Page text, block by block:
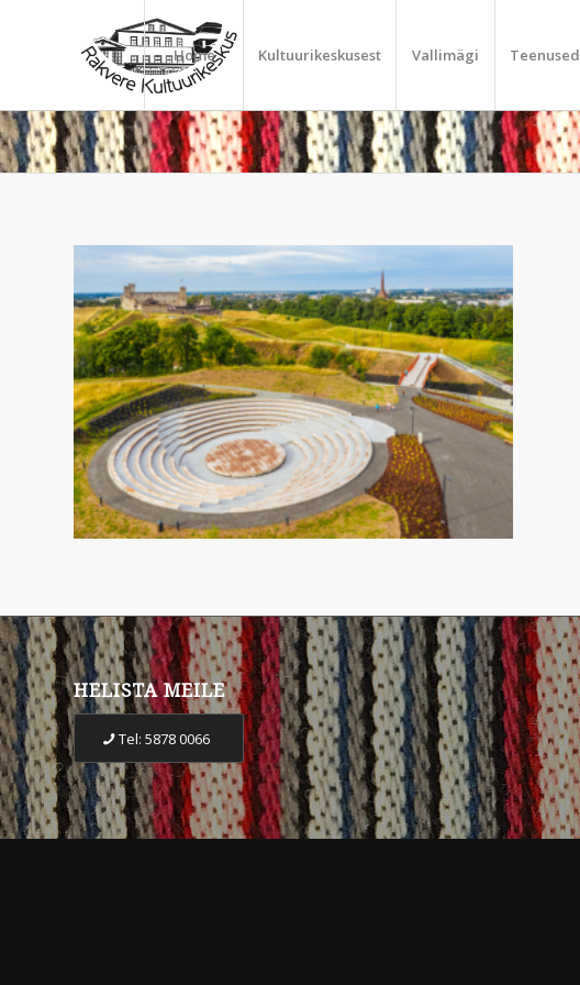
Home Kultuurikeskusest Vallimägi Teenused
HELISTA MEILE
Tel: 5878 0066